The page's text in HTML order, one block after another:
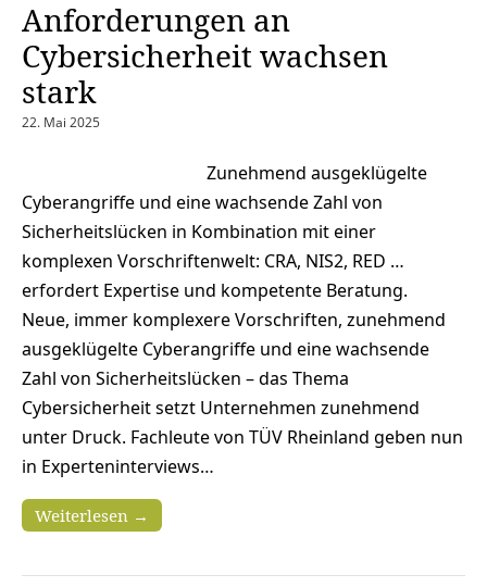
Anforderungen an
Cybersicherheit wachsen
stark
22. Mai 2025
Zunehmend ausgeklügelte
Cyberangriffe und eine wachsende Zahl von
Sicherheitslücken in Kombination mit einer
komplexen Vorschriftenwelt: CRA, NIS2, RED …
erfordert Expertise und kompetente Beratung.
Neue, immer komplexere Vorschriften, zunehmend
ausgeklügelte Cyberangriffe und eine wachsende
Zahl von Sicherheitslücken – das Thema
Cybersicherheit setzt Unternehmen zunehmend
unter Druck. Fachleute von TÜV Rheinland geben nun
in Experteninterviews…
Weiterlesen →